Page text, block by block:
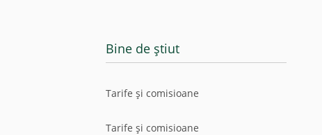
Bine de știut
Tarife și comisioane
Tarife și comisioane